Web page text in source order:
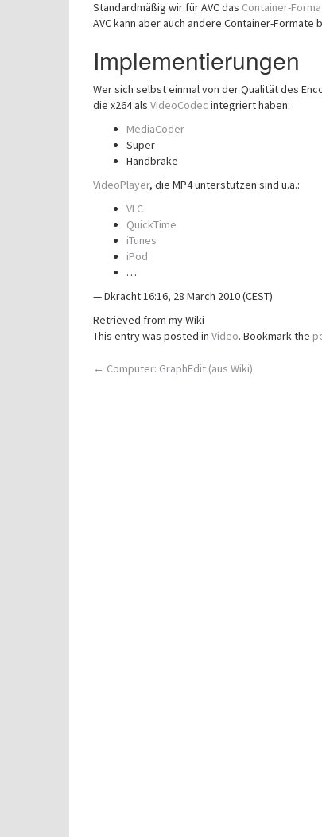
Standardmäßig wir für AVC das Container-
AVC kann aber auch andere Container-Formate
Implementierungen
Wer sich selbst einmal von der Qualität des
die x264 als VideoCodec integriert haben:
MediaCoder
Super
Handbrake
VideoPlayer, die MP4 unterstützen sind u.a.:
VLC
QuickTime
iTunes
iPod
…
— Dkracht 16:16, 28 March 2010 (CEST)
Retrieved from my Wiki
This entry was posted in Video. Bookmark the
Post
← Computer: GraphEdit (aus Wiki)